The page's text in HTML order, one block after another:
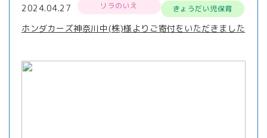
2024.04.27 リラのいえ きょうだい児保育
ホンダカーズ神奈川中(株)様よりご寄付をいただきました